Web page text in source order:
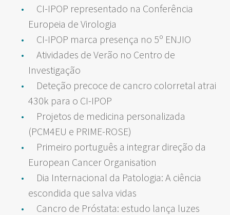
CI-IPOP representado na Conferência
Europeia de Virologia
CI-IPOP marca presença no 5º ENJIO
Atividades de Verão no Centro de
Investigação
Deteção precoce de cancro colorretal atrai
430k para o CI-IPOP
Projetos de medicina personalizada
(PCM4EU e PRIME-ROSE)
Primeiro português a integrar direção da
European Cancer Organisation
Dia Internacional da Patologia: A ciência
escondida que salva vidas
Cancro de Próstata: estudo lança luzes